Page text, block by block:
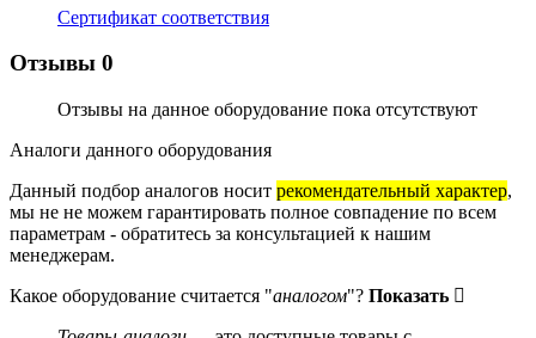
Сертификат соответствия
Отзывы 0
Отзывы на данное оборудование пока отсутствуют
Аналоги данного оборудования
Данный подбор аналогов носит рекомендательный характер,
мы не не можем гарантировать полное совпадение по всем
параметрам - обратитесь за консультацией к нашим
менеджерам.
Какое оборудование считается "аналогом"? Показать